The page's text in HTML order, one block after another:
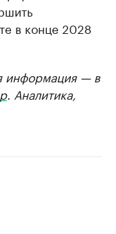
в конце 2028
информация — в
. Аналитика,